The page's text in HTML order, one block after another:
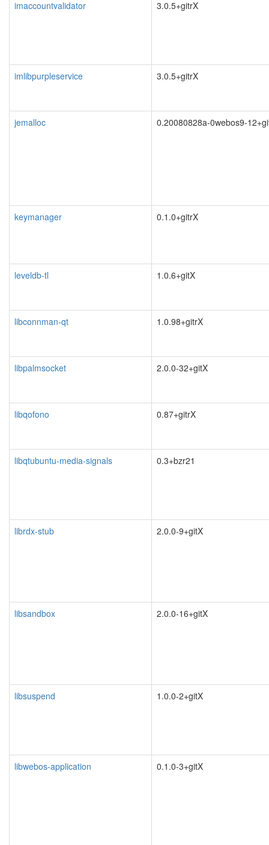
imaccountvalidator 3.0.5+gitrX
imlibpurpleservice 3.0.5+gitrX
jemalloc 0.20080828a-0webos9-
keymanager 0.1.0+gitrX
leveldb-tl 1.0.6+gitX
libconnman-qt 1.0.98+gitrX
libpalmsocket 2.0.0-32+gitX
libqofono 0.87+gitrX
libqtubuntu-media-signals 0.3+bzr21
librdx-stub 2.0.0-9+gitX
libsandbox 2.0.0-16+gitX
libsuspend 1.0.0-2+gitX
libwebos-application 0.1.0-3+gitX